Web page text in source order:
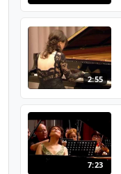
2:55
7:23